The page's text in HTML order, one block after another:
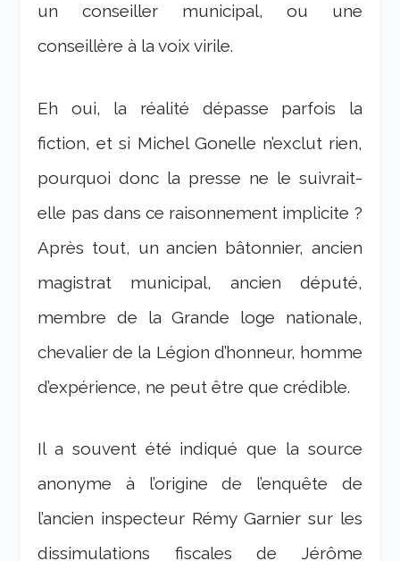
un conseiller municipal, ou une
conseillère à la voix virile.
Eh oui, la réalité dépasse parfois la
fiction, et si Michel Gonelle n’exclut rien,
pourquoi donc la presse ne le suivrait-
elle pas dans ce raisonnement implicite ?
Après tout, un ancien bâtonnier, ancien
magistrat municipal, ancien député,
membre de la Grande loge nationale,
chevalier de la Légion d’honneur, homme
d’expérience, ne peut être que crédible.
Il a souvent été indiqué que la source
anonyme à l’origine de l’enquête de
l’ancien inspecteur Rémy Garnier sur les
dissimulations fiscales de Jérôme